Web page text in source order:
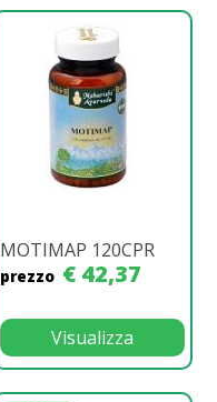
MOTIMAP 120CPR
prezzo € 42,37
Visualizza